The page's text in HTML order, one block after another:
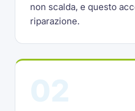
non scalda, e questo
riparazione.